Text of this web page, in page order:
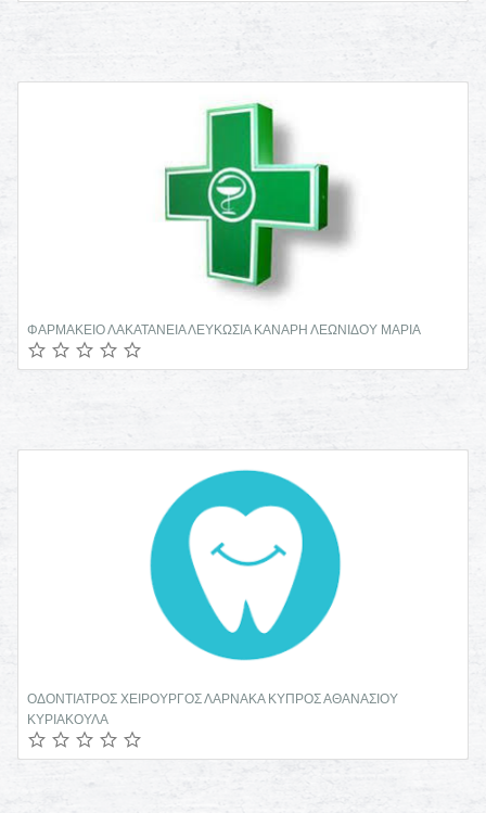
ΦΑΡΜΑΚΕΙΟ ΛΑΚΑΤΑΝΕΙΑ ΛΕΥΚΩΣΙΑ ΚΑΝΑΡΗ ΛΕΩΝΙΔΟΥ ΜΑΡΙΑ
ΟΔΟΝΤΙΑΤΡΟΣ ΧΕΙΡΟΥΡΓΟΣ ΛΑΡΝΑΚΑ ΚΥΠΡΟΣ ΑΘΑΝΑΣΙΟΥ
ΚΥΡΙΑΚΟΥΛΑ